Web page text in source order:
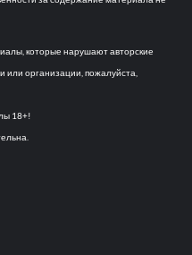
которые нарушают авторские
организации, пожалуйста,
18+!